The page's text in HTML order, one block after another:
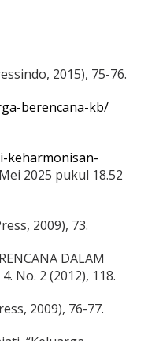
2015), 75-76.
berencana-kb/
keharmonisan-
2025 pukul 18.52
2009), 73.
DALAM
No. 2 (2012), 118.
2009), 76-77.